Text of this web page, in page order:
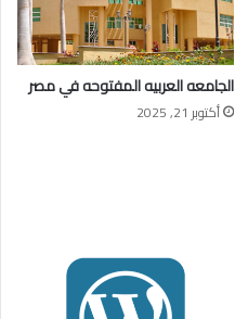
الجامعه العربيه المفتوحه في مصر
أكتوبر 21, 2025